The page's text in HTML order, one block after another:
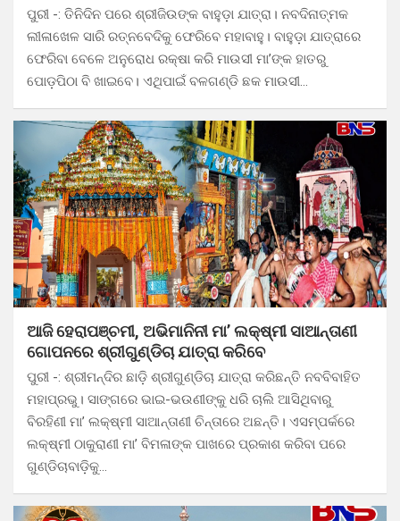
ପୁରୀ -: ତିନିଦିନ ପରେ ଶ୍ରୀଜିଉଙ୍କ ବାହୁଡ଼ା ଯାତ୍ରା। ନବଦିନାତ୍ମକ
ଲୀଳାଖେଳ ସାରି ରତ୍ନବେଦିକୁ ଫେରିବେ ମହାବାହୁ। ବାହୁଡ଼ା ଯାତ୍ରାରେ
ଫେରିବା ବେଳେ ଅନୁରୋଧ ରକ୍ଷା କରି ମାଉସୀ ମା’ଙ୍କ ହାତରୁ
ପୋଡ଼ପିଠା ବି ଖାଇବେ। ଏଥିପାଇଁ ବଳଗଣ୍ଡି ଛକ ମାଉସୀ…
ଆଜି ହେରାପଞ୍ଚମୀ, ଅଭିମାନିନୀ ମା’ ଲକ୍ଷ୍ମୀ ସାଆନ୍ତାଣୀ
ଗୋପନରେ ଶ୍ରୀଗୁଣ୍ଡିଚା ଯାତ୍ରା କରିବେ
ପୁରୀ -: ଶ୍ରୀମନ୍ଦିର ଛାଡ଼ି ଶ୍ରୀଗୁଣ୍ଡିଚା ଯାତ୍ରା କରିଛନ୍ତି ନବବିବାହିତ
ମହାପ୍ରଭୁ। ସାଙ୍ଗରେ ଭାଇ-ଭଉଣୀଙ୍କୁ ଧରି ଚାଲି ଆସିଥିବାରୁ
ବିରହିଣୀ ମା’ ଲକ୍ଷ୍ମୀ ସାଆନ୍ତାଣୀ ଚିନ୍ତାରେ ଅଛନ୍ତି। ଏସମ୍ପର୍କରେ
ଲକ୍ଷ୍ମୀ ଠାକୁରାଣୀ ମା’ ବିମଳାଙ୍କ ପାଖରେ ପ୍ରକାଶ କରିବା ପରେ
ଗୁଣ୍ଡିଚାବାଡ଼ିକୁ…